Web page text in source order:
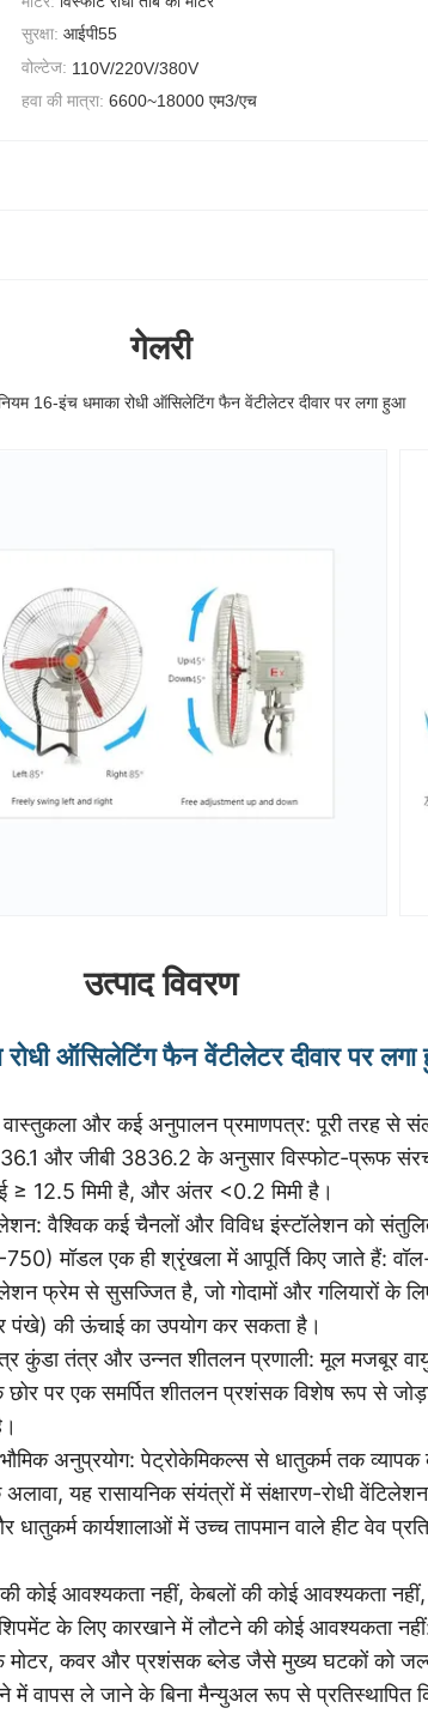
सुरक्षा: आईपी55
वोल्टेज: 110V/220V/380V
हवा की मात्रा: 6600~18000 एम3/एच
गेलरी
16-इंच धमाका रोधी ऑसिलेटिंग फैन वेंटीलेटर दीवार पर लगा हुआ
उत्पाद विवरण
ऑसिलेटिंग फैन वेंटीलेटर दीवार पर
वास्तुकला और कई अनुपालन प्रमाणपत्र: पूरी तरह से
3836.1 और जीबी 3836.2 के अनुसार विस्फोट-प्रूफ
12.5 मिमी है, और अंतर <0.2 मिमी है।
वैश्विक कई चैनलों और विविध इंस्टॉलेशन को
मॉडल एक ही श्रृंखला में आपूर्ति किए जाते हैं:
फ्रेम से सुसज्जित है, जो गोदामों और गलियारों के
पंखे) की ऊंचाई का उपयोग कर सकता है।
कुंडा तंत्र और उन्नत शीतलन प्रणाली: मूल मजबूर
छोर पर एक समर्पित शीतलन प्रशंसक विशेष रूप से
अनुप्रयोग: पेट्रोकेमिकल्स से धातुकर्म तक
अलावा, यह रासायनिक संयंत्रों में संक्षारण-रोधी
धातुकर्म कार्यशालाओं में उच्च तापमान वाले हीट वेव
कोई आवश्यकता नहीं, केबलों की कोई आवश्यकता नहीं,
के लिए कारखाने में लौटने की कोई आवश्यकता
मोटर, कवर और प्रशंसक ब्लेड जैसे मुख्य घटकों को
में वापस ले जाने के बिना मैन्युअल रूप से प्रतिस्थापित